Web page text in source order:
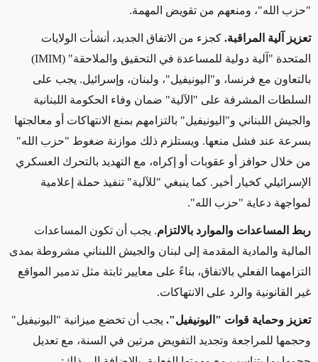
"حزب الله"، ومنعهم من تقويض المهمة.
تعزيز آلية المراقبة. كجزء من الاتفاق الجديد، أنشأت الولايات
المتحدة "آلية دولية للمساعدة في التحقيق والملاحقة" (IMIM
)
بالتعاون مع فرنسا، و"اليونيفيل"، ولبنان، وإسرائيل. يجب على
السلطات المشرفة على "الآلية" ضمان وفاء الحكومة اللبنانية
والجيش اللبناني و"اليونيفيل" بالتزامهم بمنع الانتهاكات أو معالجتها
بسرعة عند فشل منعها. ويستلزم ذلك موازنة ضغوط "حزب الله"
من خلال حوافز أو عقوبات أو إكراه، مع التهديد بالتحرك العسكري
الإسرائيلي كخيار أخير. كما ينبغي "للآلية" تنفيذ حملة إعلامية
لمواجهة دعاية "حزب الله".
ربط المساعدات والموارد بالالتزام. يجب أن تكون المساعدات
المالية والمادية المقدمة إلى لبنان والجيش اللبناني مشروطة بمدى
التزامهما الفعلي بالاتفاق، بناءً على معايير ثابتة مثل تدمير المواقع
غير القانونية والرد على الانتهاكات.
تعزيز وحماية قوات "اليونيفيل". يجب أن تخضع ميزانية "اليونيفيل"
وحجمها للمراجعة وتجديد التفويض مرتين في السنة، مع تعديل